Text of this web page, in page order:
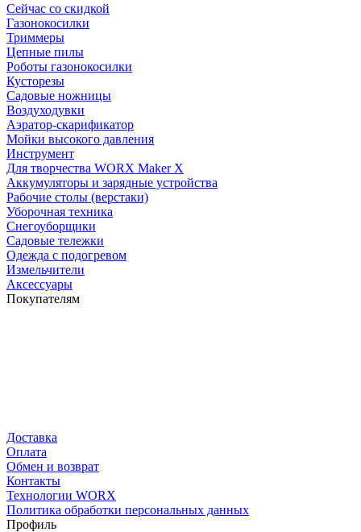
Сейчас со скидкой
Газонокосилки
Триммеры
Цепные пилы
Роботы газонокосилки
Кусторезы
Садовые ножницы
Воздуходувки
Аэратор-скарификатор
Мойки высокого давления
Инструмент
Для творчества WORX Maker X
Аккумуляторы и зарядные устройства
Рабочие столы (верстаки)
Уборочная техника
Снегоуборщики
Садовые тележки
Одежда с подогревом
Измельчители
Аксессуары
Покупателям
Доставка
Оплата
Обмен и возврат
Контакты
Технологии WORX
Политика обработки персональных данных
Профиль